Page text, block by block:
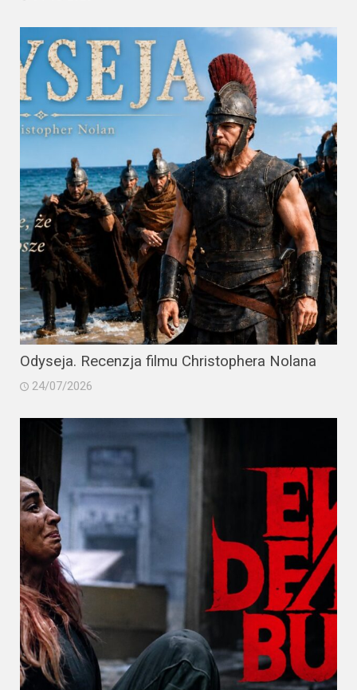
Odyseja. Recenzja filmu Christophera Nolana
24/07/2026